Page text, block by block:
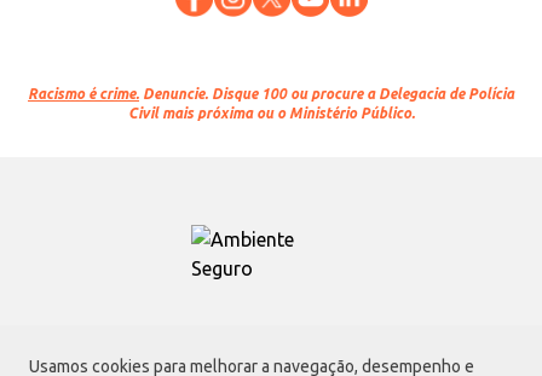
Usamos cookies para melhorar a navegação, desempenho e
Racismo é crime. Denuncie. Disque 100 ou procure a Delegacia de Polícia
Civil mais próxima ou o Ministério Público.
Atacadão S.A.